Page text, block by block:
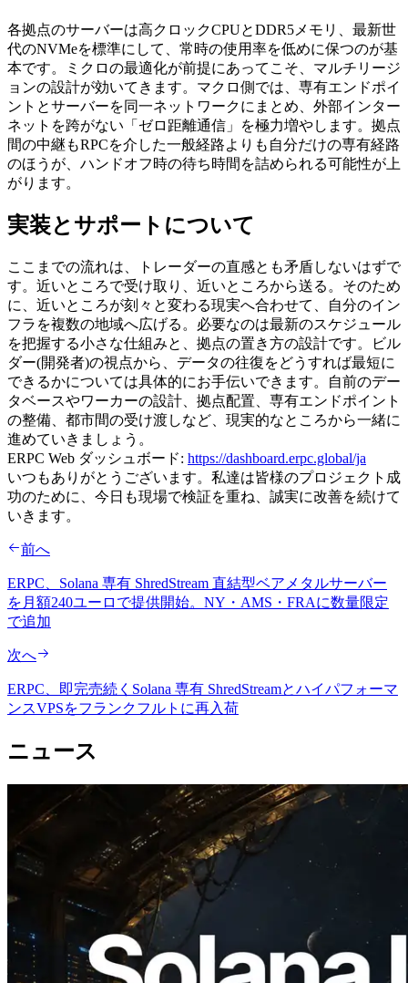
各拠点のサーバーは高クロックCPUとDDR5メモリ、最新世
代のNVMeを標準にして、常時の使用率を低めに保つのが基
本です。ミクロの最適化が前提にあってこそ、マルチリージ
ョンの設計が効いてきます。マクロ側では、専有エンドポイ
ントとサーバーを同一ネットワークにまとめ、外部インター
ネットを跨がない「ゼロ距離通信」を極力増やします。拠点
間の中継もRPCを介した一般経路よりも自分だけの専有経路
のほうが、ハンドオフ時の待ち時間を詰められる可能性が上
がります。
実装とサポートについて
ここまでの流れは、トレーダーの直感とも矛盾しないはずで
す。近いところで受け取り、近いところから送る。そのため
に、近いところが刻々と変わる現実へ合わせて、自分のイン
フラを複数の地域へ広げる。必要なのは最新のスケジュール
を把握する小さな仕組みと、拠点の置き方の設計です。ビル
ダー(開発者)の視点から、データの往復をどうすれば最短に
できるかについては具体的にお手伝いできます。自前のデー
タベースやワーカーの設計、拠点配置、専有エンドポイント
の整備、都市間の受け渡しなど、現実的なところから一緒に
進めていきましょう。
ERPC Web ダッシュボード: https://dashboard.erpc.global/ja
いつもありがとうございます。私達は皆様のプロジェクト成
功のために、今日も現場で検証を重ね、誠実に改善を続けて
いきます。
前へ
ERPC、Solana 専有 ShredStream 直結型ベアメタルサーバー
を月額240ユーロで提供開始。NY・AMS・FRAに数量限定
で追加
次へ
ERPC、即完売続くSolana 専有 ShredStreamとハイパフォーマ
ンスVPSをフランクフルトに再入荷
ニュース